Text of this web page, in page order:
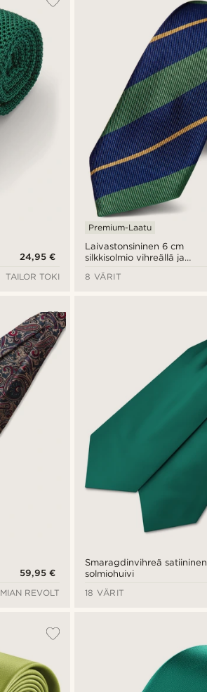
24,95 €
TAILOR TOKI
Laivastonsininen 6 cm
silkkisolmio vihreällä ja
Premium-Laatu
8 VÄRIT
59,95 €
REVOLT
Smaragdinvihreä satiininen
solmiohuivi
18 VÄRIT